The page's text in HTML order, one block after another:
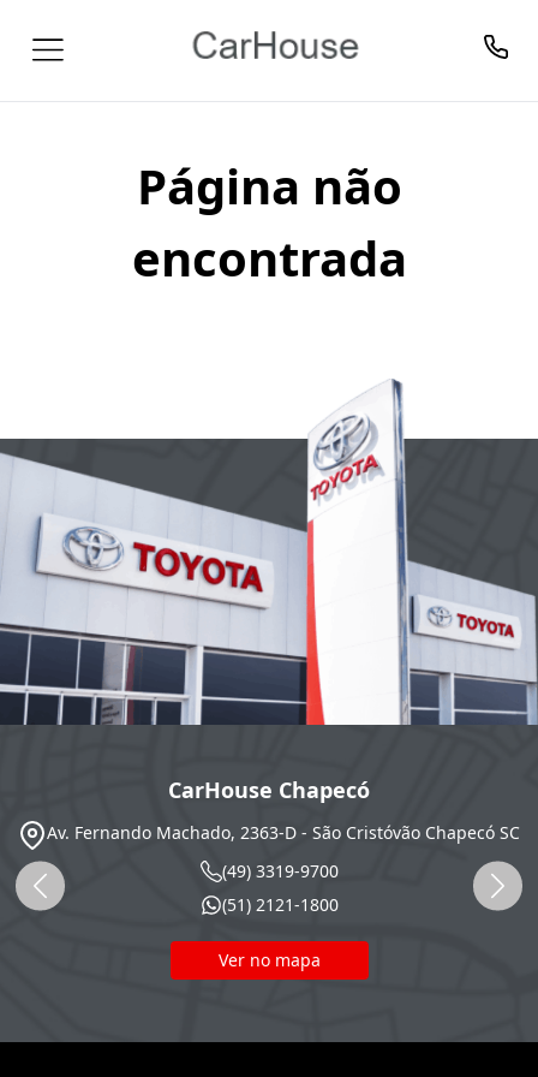
Página não
encontrada
CarHouse Chapecó
Av. Fernando Machado, 2363-D - São Cristóvão Chapecó SC
(49) 3319-9700
(51) 2121-1800
Ver no mapa